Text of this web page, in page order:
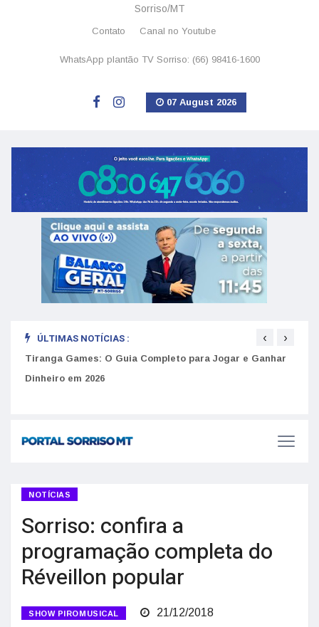
Sorriso/MT
Contato Canal no Youtube
WhatsApp plantão TV Sorriso: (66) 98416-1600
07 August 2026
ÚLTIMAS NOTÍCIAS :
Tiranga Games: O Guia Completo para Jogar e Ganhar
Dinheiro em 2026
‹ ›
NOTÍCIAS
Sorriso: confira a
programação completa do
Réveillon popular
SHOW PIROMUSICAL 21/12/2018